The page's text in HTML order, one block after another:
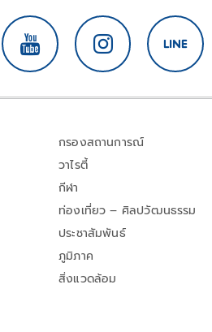
กรองสถานการณ์
วาไรตี้
กีฬา
ท่องเที่ยว – ศิลปวัฒนธรรม
ประชาสัมพันธ์
ภูมิภาค
สิ่งแวดล้อม